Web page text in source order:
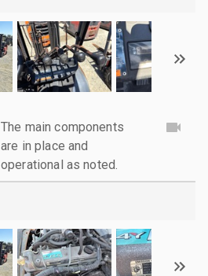
The main components
are in place and
operational as noted.